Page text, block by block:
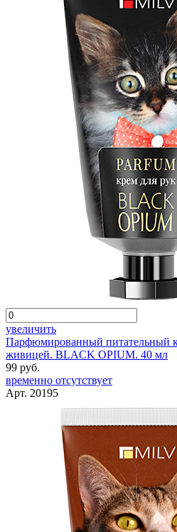
увеличить
Парфюмированный питательный
живицей. BLACK OPIUM. 40 мл
99 руб.
временно отсутствует
Арт. 20195